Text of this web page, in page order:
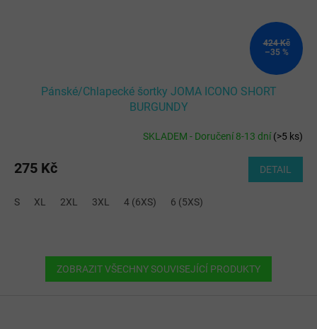
424 Kč
–35 %
Pánské/Chlapecké šortky JOMA ICONO SHORT
BURGUNDY
SKLADEM - Doručení 8-13 dní(>5 ks)
275 Kč DETAIL
S XL 2XL 3XL 4 (6XS) 6 (5XS)
ZOBRAZIT VŠECHNY SOUVISEJÍCÍ PRODUKTY